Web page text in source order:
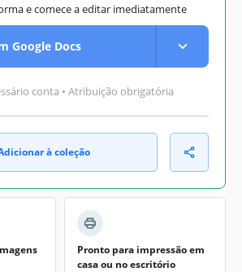
e comece a editar imediatamente
Google Docs
conta • Atribuição obrigatória
à coleção
Pronto para impressão em
casa ou no escritório